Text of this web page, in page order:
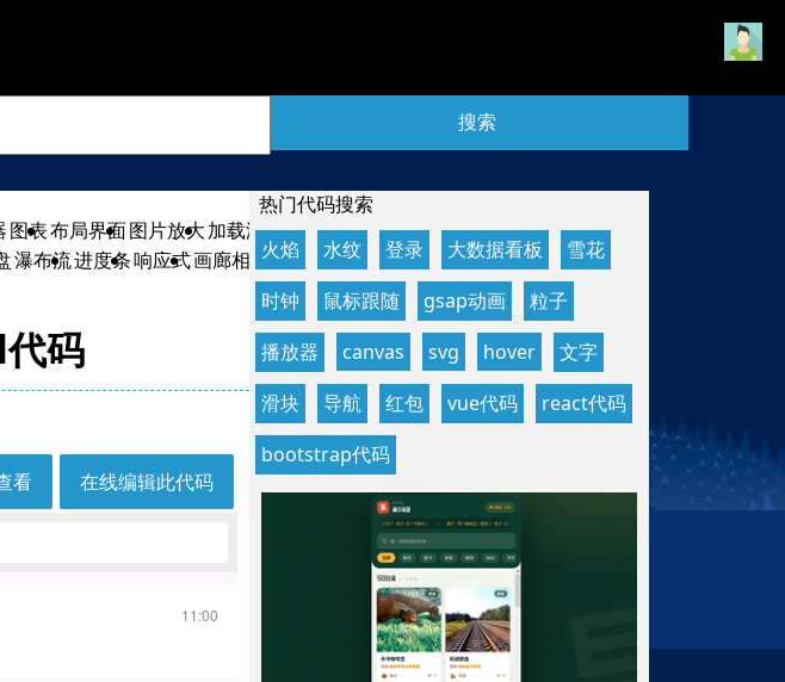
搜索
图表布局界面图片放大加载滚动
瀑布流进度条响应式画廊相册
码
在线编辑此代码
看
热门代码搜索
火焰
水纹 登录 大数据看板
雪花
时钟
鼠标跟随 gsap动画
粒子
播放器
canvas svg hover
文字
滑块
导航 红包 vue代码
react代码
bootstrap代码